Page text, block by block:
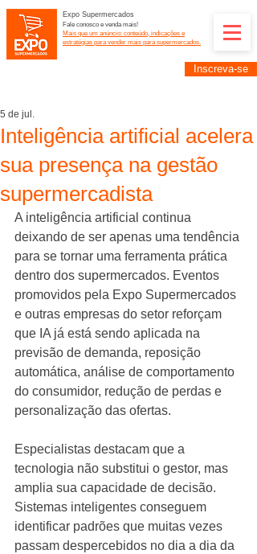
Expo Supermercados
Fale conosco e venda mais!
Mais que um anúncio: conteúdo, indicações e
estratégias para vender mais para supermercados.
Inscreva-se
Inteligência artificial acelera
sua presença na gestão
supermercadista
5 de jul.
A inteligência artificial continua
deixando de ser apenas uma tendência
para se tornar uma ferramenta prática
dentro dos supermercados. Eventos
promovidos pela Expo Supermercados
e outras empresas do setor reforçam
que IA já está sendo aplicada na
previsão de demanda, reposição
automática, análise de comportamento
do consumidor, redução de perdas e
personalização das ofertas.
Especialistas destacam que a
tecnologia não substitui o gestor, mas
amplia sua capacidade de decisão.
Sistemas inteligentes conseguem
identificar padrões que muitas vezes
passam despercebidos no dia a dia da